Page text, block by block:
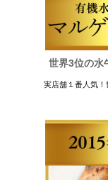
世界3位の水
実店舗１番人気！